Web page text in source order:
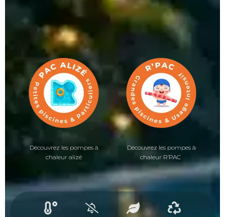
Découvrez les pompes à
chaleur alizé
Découvrez les pompes à
chaleur R’PAC